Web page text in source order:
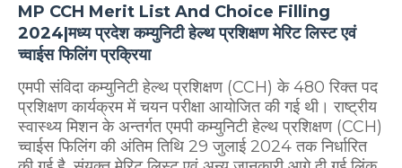
MP CCH Merit List And Choice Filling
2024|मध्य प्रदेश कम्युनिटी हेल्थ प्रशिक्षण मेरिट लिस्ट एवं
च्वाईस फिलिंग प्रक्रिया
एमपी संविदा कम्युनिटी हेल्थ प्रशिक्षण (CCH) के 480 रिक्त पद
प्रशिक्षण कार्यक्रम में चयन परीक्षा आयोजित की गई थी। राष्ट्रीय
स्वास्थ्य मिशन के अन्तर्गत एमपी कम्युनिटी हेल्थ प्रशिक्षण (CCH)
च्वाईस फिलिंग की अंतिम तिथि 29 जुलाई 2024 तक निर्धारित